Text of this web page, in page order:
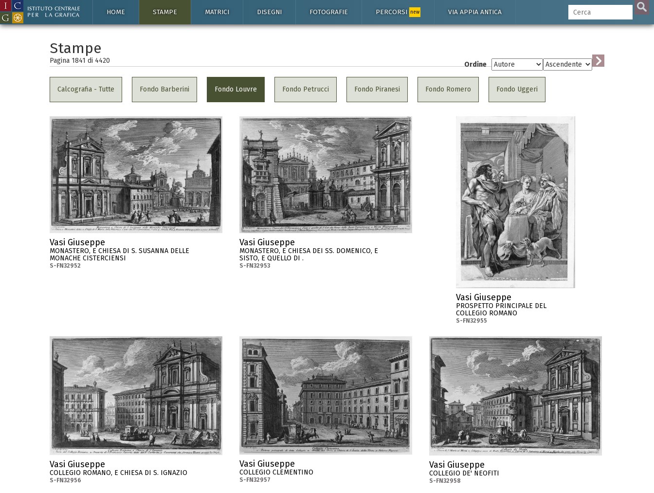
HOME STAMPE MATRICI DISEGNI FOTOGRAFIE PERCORSI new VIA APPIA ANTICA
Stampe
Pagina 1841 di 4420 Ordine
Calcografia - Tutte Fondo Barberini Fondo Louvre Fondo Petrucci Fondo Piranesi Fondo Romero Fondo Uggeri
Vasi Giuseppe
MONASTERO, E CHIESA DI S. SUSANNA DELLE
MONACHE CISTERCIENSI
S-FN32952
Vasi Giuseppe
MONASTERO, E CHIESA DEI SS. DOMENICO, E
SISTO, E QUELLO DI .
S-FN32953
Vasi Giuseppe
PROSPETTO PRINCIPALE DEL
COLLEGIO ROMANO
S-FN32955
Vasi Giuseppe
COLLEGIO ROMANO, E CHIESA DI S. IGNAZIO
S-FN32956
Vasi Giuseppe
COLLEGIO CLEMENTINO
S-FN32957
Vasi Giuseppe
COLLEGIO DE' NEOFITI
S-FN32958